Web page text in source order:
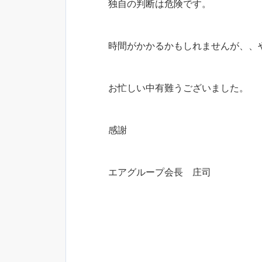
独自の判断は危険です。
時間がかかるかもしれませんが、、
お忙しい中有難うございました。
感謝
エアグループ会長 庄司